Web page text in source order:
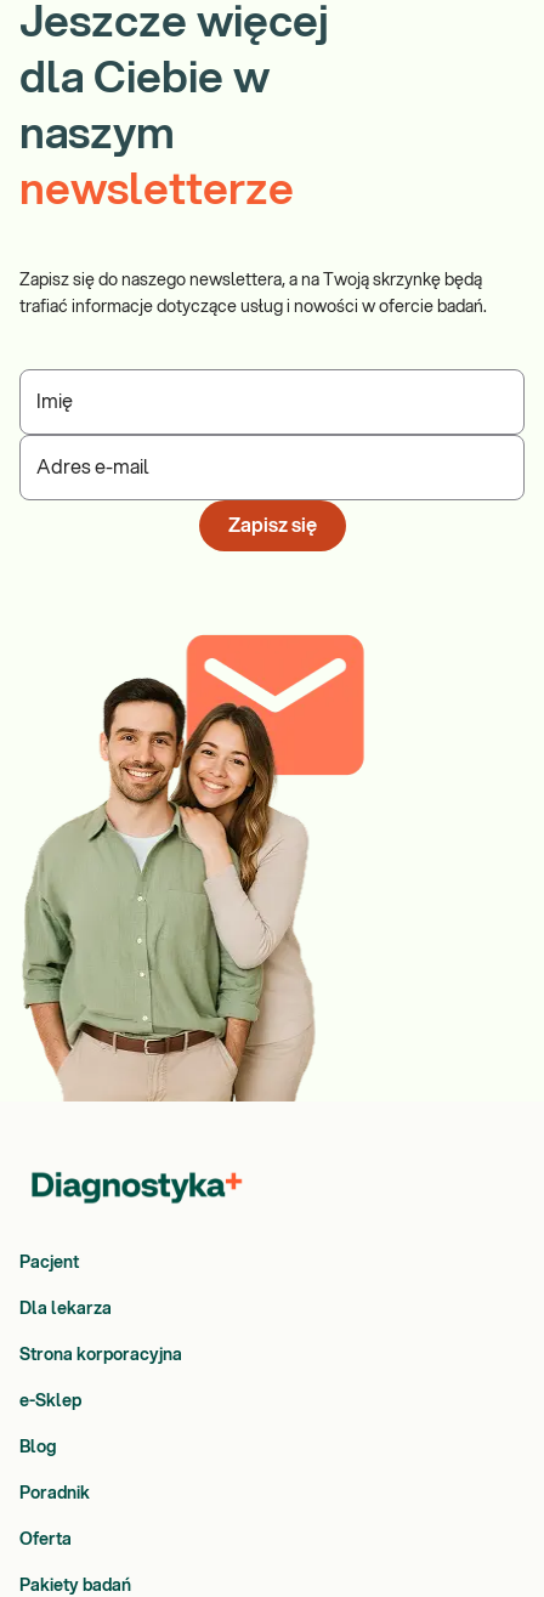
Jeszcze więcej
dla Ciebie w
naszym
newsletterze
Zapisz się do naszego newslettera, a na Twoją skrzynkę będą
trafiać informacje dotyczące usług i nowości w ofercie badań.
Imię
Adres e-mail
Zapisz się
Pacjent
Dla lekarza
Strona korporacyjna
e-Sklep
Blog
Poradnik
Oferta
Pakiety badań